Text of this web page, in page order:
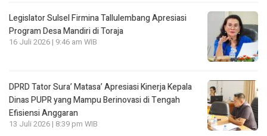
Legislator Sulsel Firmina Tallulembang Apresiasi
Program Desa Mandiri di Toraja
16 Juli 2026 | 9:46 am WIB
DPRD Tator Sura’ Matasa’ Apresiasi Kinerja Kepala
Dinas PUPR yang Mampu Berinovasi di Tengah
Efisiensi Anggaran
13 Juli 2026 | 8:39 pm WIB